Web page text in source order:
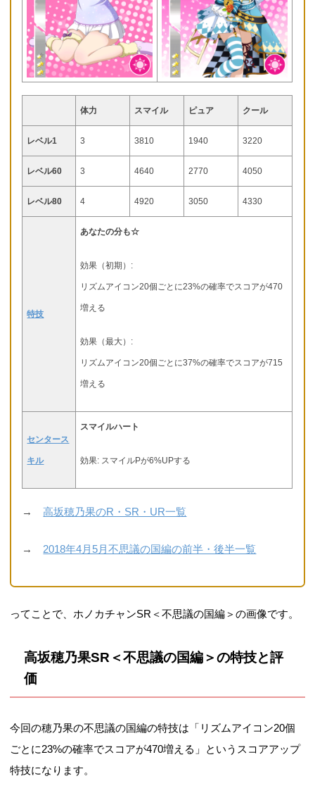
体力 スマイル ピュア クール
レベル1 3 3810 1940 3220
レベル60 3 4640 2770 4050
レベル80 4 4920 3050 4330
特技
あなたの分も☆
効果（初期）:
リズムアイコン20個ごとに23%の確率でスコアが470
増える
効果（最大）:
リズムアイコン20個ごとに37%の確率でスコアが715
増える
センタース
キル
スマイルハート
効果: スマイルPが6%UPする
→高坂穂乃果のR・SR・UR一覧
→ 2018年4月5月不思議の国編の前半・後半一覧
ってことで、ホノカチャンSR＜不思議の国編＞の画像です。
高坂穂乃果SR＜不思議の国編＞の特技と評
価
今回の穂乃果の不思議の国編の特技は「リズムアイコン20個
ごとに23%の確率でスコアが470増える」というスコアアップ
特技になります。